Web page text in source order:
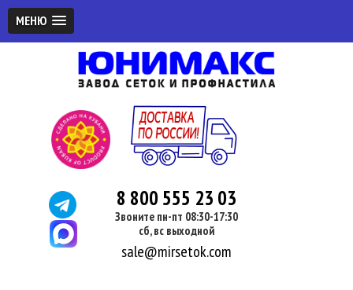
МЕНЮ
8 800 555 23 03
Звоните пн-пт 08:30-17:30
сб, вс выходной
sale@mirsetok.com